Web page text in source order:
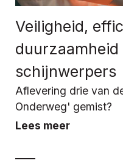
Veiligheid,
duurzaamheid
schijnwerpers
Aflevering drie van
Onderweg' gemist?
Lees meer